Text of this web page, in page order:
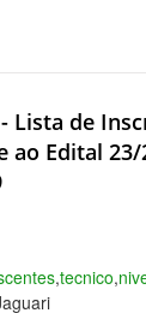
Lista de
ao Edital 23/
,tecnico,